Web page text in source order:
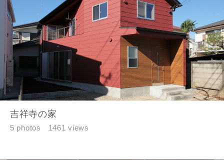
吉祥寺の家
5 photos 1461 views